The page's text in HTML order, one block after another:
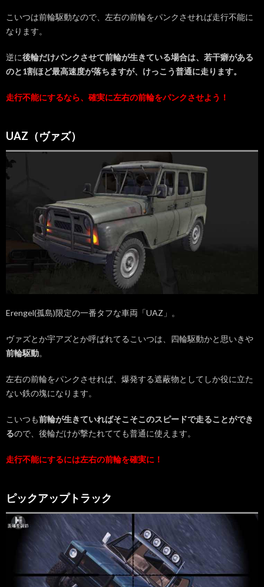
てば
走行
不
な車
両
バギー
（ミニ
バス）
ドカー
付きバ
イク
2.4.
Mirado(ミ
ラド)
まと
実践
して
有利
ち回
ろ
こいつは前輪駆動なので、左右の前輪をパンクさせれば走行不能に
なります。
逆に後輪だけパンクさせて前輪が生きている場合は、若干癖がある
のと1割ほど最高速度が落ちますが、けっこう普通に走ります。
走行不能にするなら、確実に左右の前輪をパンクさせよう！
UAZ（ヴァズ）
Erengel(孤島)限定の一番タフな車両「UAZ」。
ヴァズとか宇アズとか呼ばれてるこいつは、四輪駆動かと思いきや
前輪駆動。
左右の前輪をパンクさせれば、爆発する遮蔽物としてしか役に立た
ない鉄の塊になります。
こいつも前輪が生きていればそこそこのスピードで走ることができ
るので、後輪だけが撃たれてても普通に使えます。
走行不能にするには左右の前輪を確実に！
ピックアップトラック